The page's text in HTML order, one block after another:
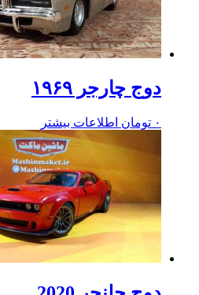
دوج چارجر ۱۹۶۹
۰ تومان اطلاعات بیشتر